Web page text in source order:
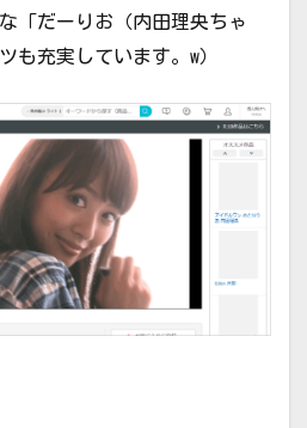
「だーりお（内田理央ちゃ
も充実しています。w）